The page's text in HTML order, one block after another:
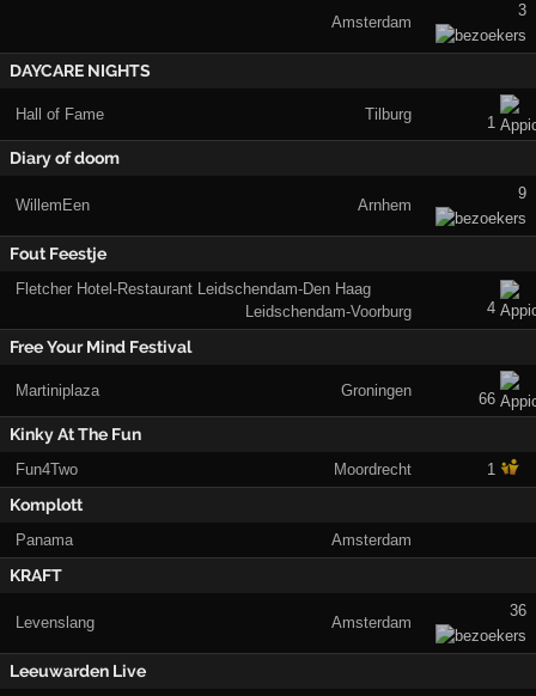
Amsterdam
3
DAYCARE NIGHTS
Hall of Fame Tilburg 1
Diary of doom
WillemEen Arnhem
9
Fout Feestje
Fletcher Hotel-Restaurant Leidschendam-Den Haag
Leidschendam-Voorburg
4
Free Your Mind Festival
Martiniplaza Groningen 66
Kinky At The Fun
Fun4Two Moordrecht 1
Komplott
Panama Amsterdam
KRAFT
Levenslang Amsterdam
36
Leeuwarden Live